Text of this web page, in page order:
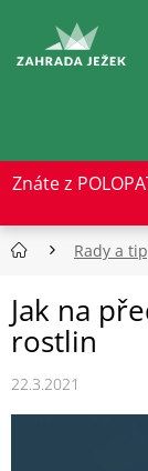
obsah
Znáte z
Rady a
Jak na
rostlin
22.3.2021